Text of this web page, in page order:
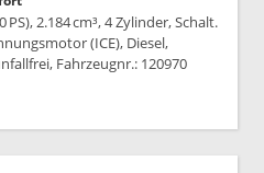
PS), 2.184 cm³, 4 Zylinder, Schalt.
(ICE), Diesel,
Fahrzeugnr.: 120970
drucken